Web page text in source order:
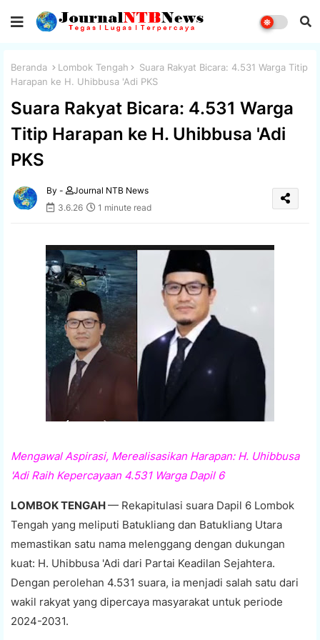
Beranda Lombok Tengah
Suara Rakyat Bicara: 4.531 Warga Titip
Harapan ke H. Uhibbusa 'Adi PKS
Suara Rakyat Bicara: 4.531 Warga
Titip Harapan ke H. Uhibbusa 'Adi
PKS
By -
Journal NTB News
3.6.26
1 minute read
Mengawal Aspirasi, Merealisasikan Harapan: H. Uhibbusa
'Adi Raih Kepercayaan 4.531 Warga Dapil 6
LOMBOK TENGAH— Rekapitulasi suara Dapil 6 Lombok
Tengah yang meliputi Batukliang dan Batukliang Utara
memastikan satu nama melenggang dengan dukungan
kuat: H. Uhibbusa 'Adi dari Partai Keadilan Sejahtera.
Dengan perolehan 4.531 suara, ia menjadi salah satu dari
wakil rakyat yang dipercaya masyarakat untuk periode
2024-2031.